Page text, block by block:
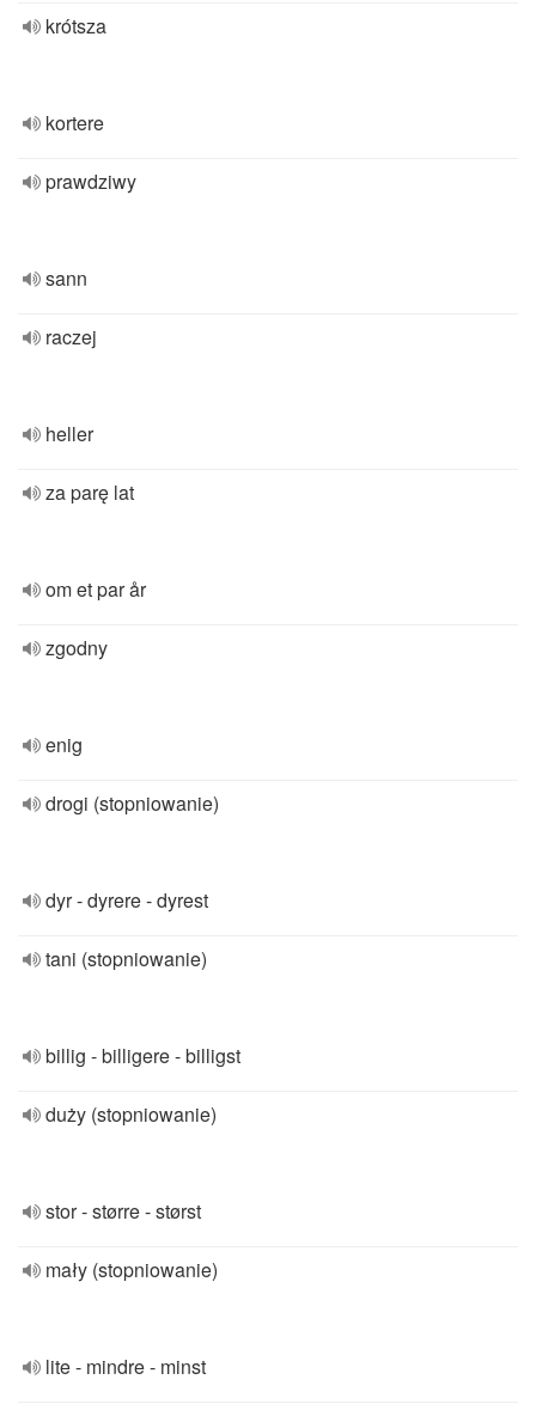
krótsza
kortere
prawdziwy
sann
raczej
heller
za parę lat
om et par år
zgodny
enig
drogi (stopniowanie)
dyr - dyrere - dyrest
tani (stopniowanie)
billig - billigere - billigst
duży (stopniowanie)
stor - større - størst
mały (stopniowanie)
lite - mindre - minst